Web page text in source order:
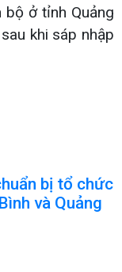
ở tỉnh Quảng
khi sáp nhập
bị tổ chức
và Quảng